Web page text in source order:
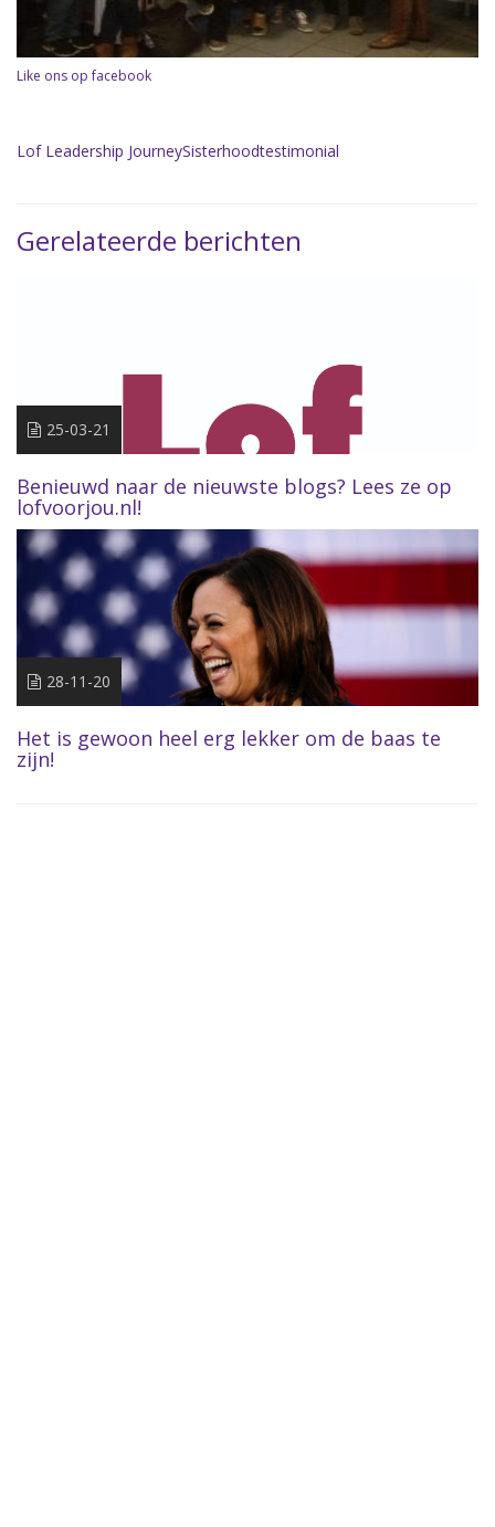
Like ons op facebook
Lof Leadership JourneySisterhoodtestimonial
Gerelateerde berichten
25-03-21
Benieuwd naar de nieuwste blogs? Lees ze op
lofvoorjou.nl!
28-11-20
Het is gewoon heel erg lekker om de baas te
zijn!